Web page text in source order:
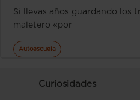
Si llevas años guardando los
maletero «por
Autoescuela
Curiosidades